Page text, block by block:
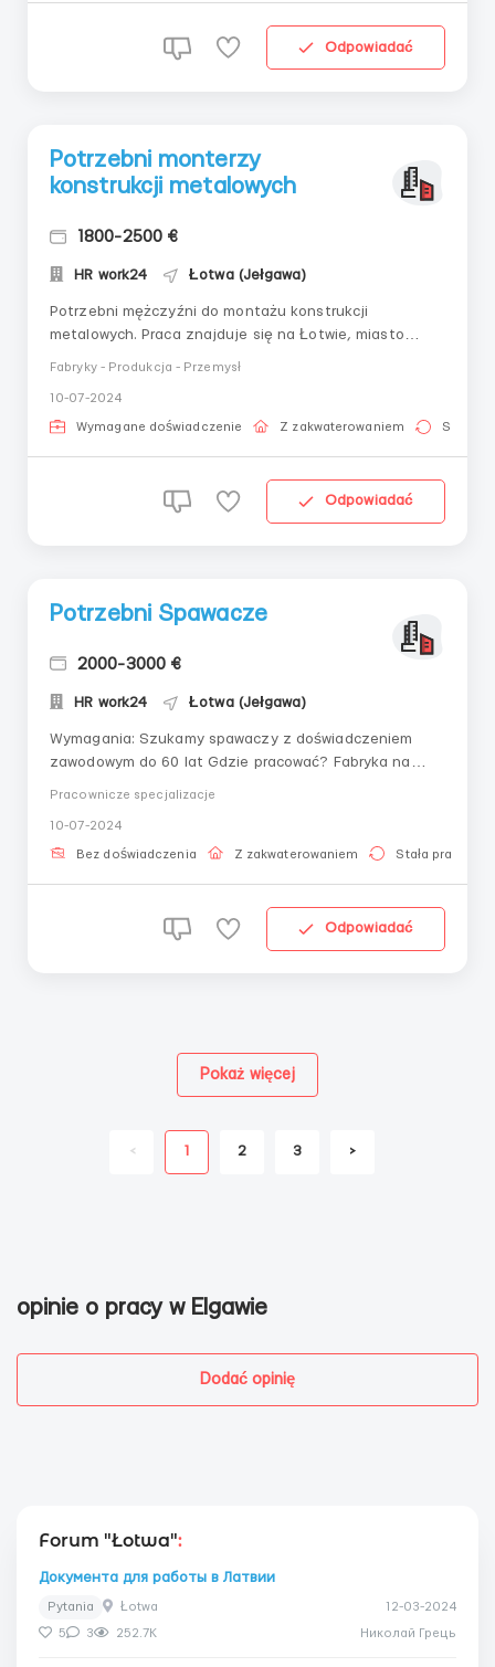
Odpowiadać
Potrzebni monterzy
konstrukcji metalowych
1800-2500 €
HR work24 Łotwa (Jełgawa)
Potrzebni mężczyźni do montażu konstrukcji
metalowych. Praca znajduje się na Łotwie, miasto
dni w tygodniu przez 10-12 godzin
Fabryky - Produkcja - Przemysł
10-07-2024
Wymagane doświadczenie Z zakwaterowaniem Stała
Odpowiadać
Potrzebni Spawacze
2000-3000 €
HR work24 Łotwa (Jełgawa)
Wymagania: Szukamy spawaczy z doświadczeniem
zawodowym do 60 lat Gdzie pracować? Fabryka na
pracodawca, praca 6 dni w tygodniu po 10-12 godzin.
Pracownicze specjalizacje
10-07-2024
Bez doświadczenia Z zakwaterowaniem Stała praca
Odpowiadać
< 1 2 3 >
Pokaż więcej
opinie o pracy w Elgawie
Dodać opinię
Forum "Łotwa":
Документа для работы в Латвии
Pytania Łotwa 12-03-2024
5 3 252.7K Николай Грець